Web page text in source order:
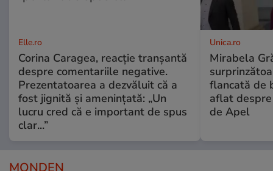
Elle.ro
Corina Caragea, reacție tranșantă
despre comentariile negative.
Prezentatoarea a dezvăluit că a
fost jignită și amenințată: „Un
lucru cred că e important de spus
clar...”
Unica.ro
Mirabela
flancată de
aflat
de Apel
MONDEN